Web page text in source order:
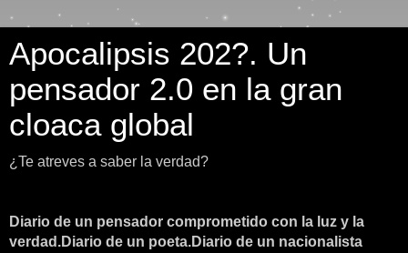
Apocalipsis 202?. Un
pensador 2.0 en la gran
cloaca global
¿Te atreves a saber la verdad?
Diario de un pensador comprometido con la luz y la
verdad.Diario de un poeta.Diario de un nacionalista